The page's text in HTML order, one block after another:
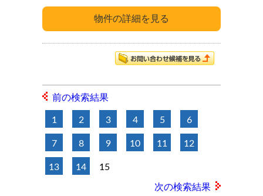
前の検索結果
1 2 3 4 5 6
7 8 9 10 11 12
13 14 15
次の検索結果